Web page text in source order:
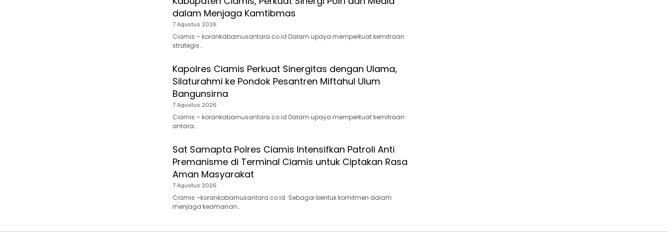
dalam Menjaga Kamtibmas
7 Agustus 2026
Ciamis – korankabarnusantara.co.id Dalam upaya memperkuat kemitraan
strategis…
Kapolres Ciamis Perkuat Sinergitas dengan Ulama,
Silaturahmi ke Pondok Pesantren Miftahul Ulum
Bangunsirna
7 Agustus 2026
Ciamis – korankabarnusantara.co.id Dalam upaya memperkuat kemitraan
antara…
Sat Samapta Polres Ciamis Intensifkan Patroli Anti
Premanisme di Terminal Ciamis untuk Ciptakan Rasa
Aman Masyarakat
7 Agustus 2026
Ciamis –korankabarnusantara.co.id Sebagai bentuk komitmen dalam
menjaga keamanan…